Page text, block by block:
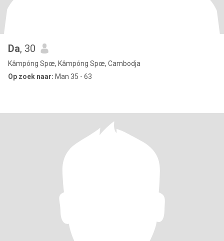
Da, 30
Kâmpóng Spœ, Kâmpóng Spœ, Cambodja
Op zoek naar: Man 35 - 63